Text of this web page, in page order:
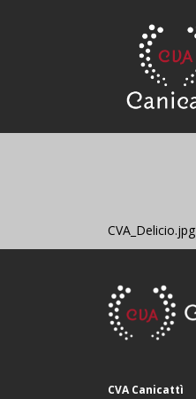
CVA_Delicio.jpg
CVA Canicattì